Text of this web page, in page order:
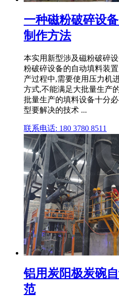
一种磁粉破碎设
制作方法
本实用新型涉及磁粉破碎
粉破碎设备的自动填料装
产过程中,需要使用压力机
方式,不能满足大批量生产
批量生产的填料设备十分
型要解决的技术 ...
联系电话: 180 3780 8511
铝用炭阳极炭碗
范